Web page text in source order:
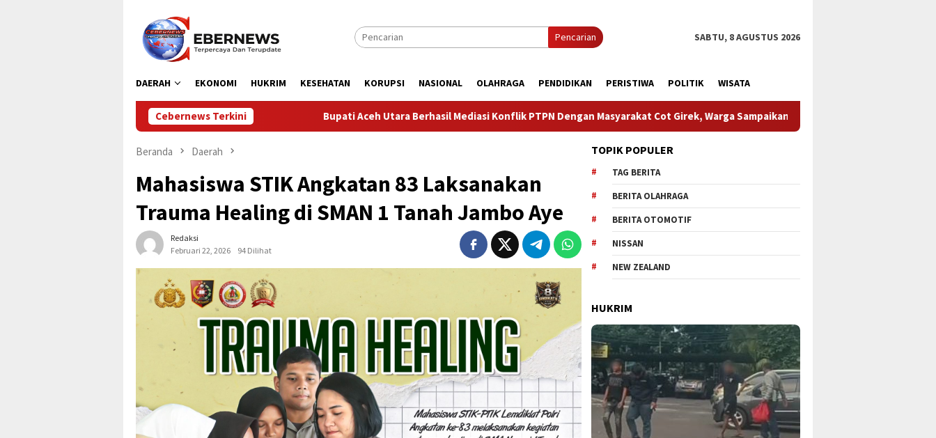
konten
Pencarian SABTU, 8 AGUSTUS 2026
DAERAH EKONOMI HUKRIM KESEHATAN KORUPSI NASIONAL OLAHRAGA PENDIDIKAN PERISTIWA POLITIK WISATA
Cebernews Terkini
Bupati Aceh Utara Berhasil Mediasi Konflik PTPN Dengan Masyarakat Cot Girek, Warga Sampaikan Apresiasi HUT Ke-1 Kodam XIX Tuanku
Beranda Daerah
Mahasiswa STIK Angkatan 83 Laksanakan
Trauma Healing di SMAN 1 Tanah Jambo Aye
Redaksi
Februari 22, 2026
94 Dilihat
TOPIK POPULER
TAG BERITA
BERITA OLAHRAGA
BERITA OTOMOTIF
NISSAN
NEW ZEALAND
HUKRIM